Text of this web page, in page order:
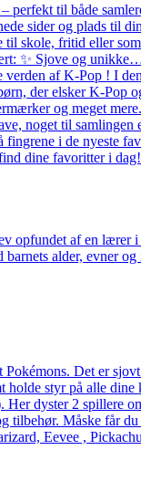
til både
sider og plads til
skole, fritid eller
✨ Sjove og
af K-Pop ! I
der elsker K-Pop
og meget
noget til
i de nyeste
dine favoritter i
opfundet af en lærer
alder, evner
Det er
styr på alle dine
dyster 2 spillere
tilbehør. Måske får
Eevee ,